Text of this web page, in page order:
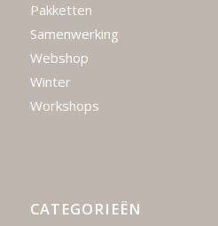
Pakketten
Samenwerking
Webshop
Winter
Workshops
CATEGORIEËN